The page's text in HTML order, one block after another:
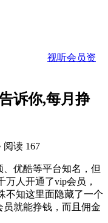
视听会员资
诉你,每月挣
阅读 167
优酷等平台知名，但
人开通了vip会员，
不知这里面隐藏了一个
就能挣钱，而且佣金